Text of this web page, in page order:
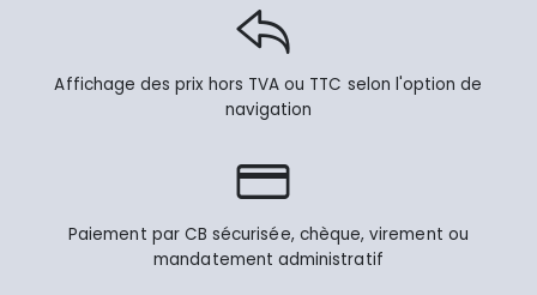
Affichage des prix hors TVA ou TTC selon l'option de
navigation
Paiement par CB sécurisée, chèque, virement ou
mandatement administratif